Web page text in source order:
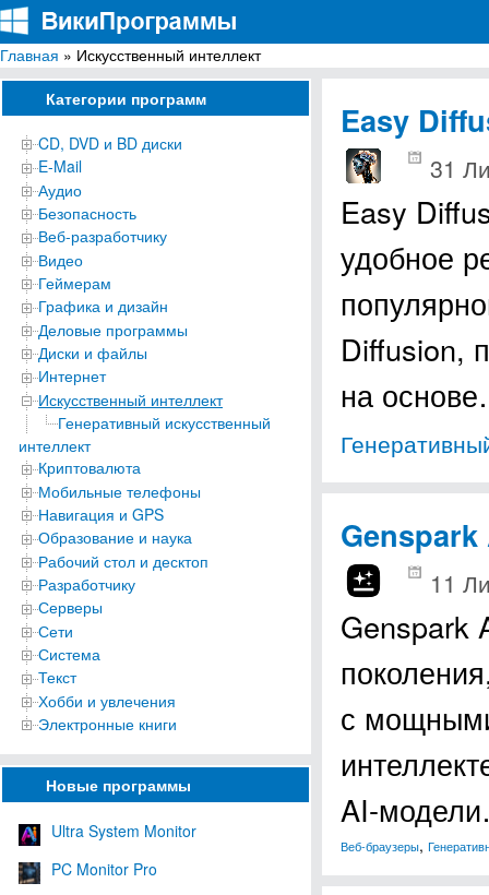
ВикиПрограммы
Энциклопедия бесплатных компьютерных программ для Windows
Главная » Искусственный интеллект
Категории программ
CD, DVD и BD диски
E-Mail
Аудио
Безопасность
Веб-разработчику
Видео
Геймерам
Графика и дизайн
Деловые программы
Диски и файлы
Интернет
Искусственный интеллект
Генеративный искусственный
интеллект
Криптовалюта
Мобильные телефоны
Навигация и GPS
Образование и наука
Рабочий стол и десктоп
Разработчику
Серверы
Сети
Система
Текст
Хобби и увлечения
Электронные книги
Новые программы
Ultra System Monitor
PC Monitor Pro
Easy
31
Easy
удобное
Diffusion,
на
11
Genspark
с
AI-
Веб-браузеры,